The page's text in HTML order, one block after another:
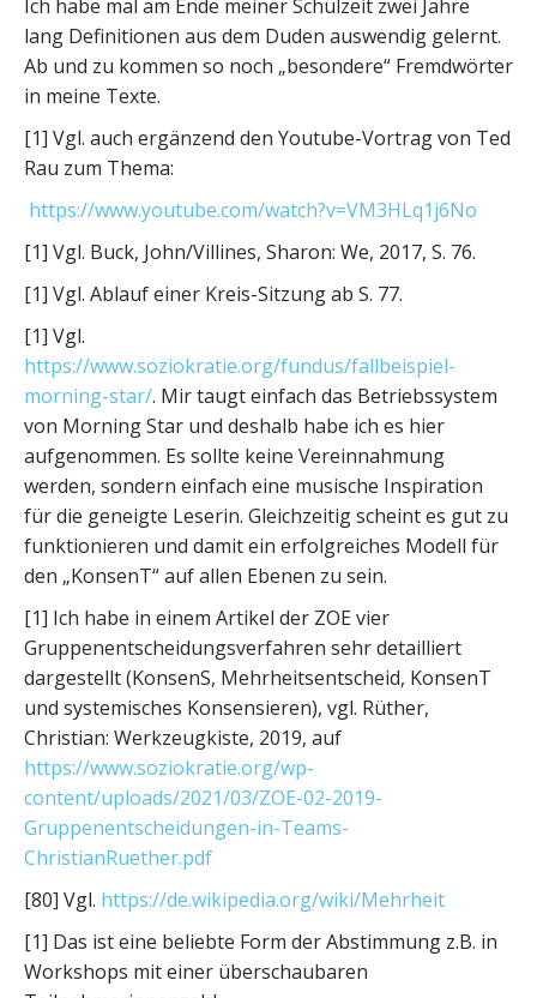
Ich habe mal am Ende meiner Schulzeit zwei Jahre
lang Definitionen aus dem Duden auswendig gelernt.
Ab und zu kommen so noch „besondere“ Fremdwörter
in meine Texte.
[1] Vgl. auch ergänzend den Youtube-Vortrag von Ted
Rau zum Thema:
https://www.youtube.com/watch?v=VM3HLq1j6No
[1] Vgl. Buck, John/Villines, Sharon: We, 2017, S. 76.
[1] Vgl. Ablauf einer Kreis-Sitzung ab S. 77.
[1] Vgl.
https://www.soziokratie.org/fundus/fallbeispiel-
morning-star/. Mir taugt einfach das Betriebssystem
von Morning Star und deshalb habe ich es hier
aufgenommen. Es sollte keine Vereinnahmung
werden, sondern einfach eine musische Inspiration
für die geneigte Leserin. Gleichzeitig scheint es gut zu
funktionieren und damit ein erfolgreiches Modell für
den „KonsenT“ auf allen Ebenen zu sein.
[1] Ich habe in einem Artikel der ZOE vier
Gruppenentscheidungsverfahren sehr detailliert
dargestellt (KonsenS, Mehrheitsentscheid, KonsenT
und systemisches Konsensieren), vgl. Rüther,
Christian: Werkzeugkiste, 2019, auf
https://www.soziokratie.org/wp-
content/uploads/2021/03/ZOE-02-2019-
Gruppenentscheidungen-in-Teams-
ChristianRuether.pdf
[80] Vgl. https://de.wikipedia.org/wiki/Mehrheit
[1] Das ist eine beliebte Form der Abstimmung z.B. in
Workshops mit einer überschaubaren